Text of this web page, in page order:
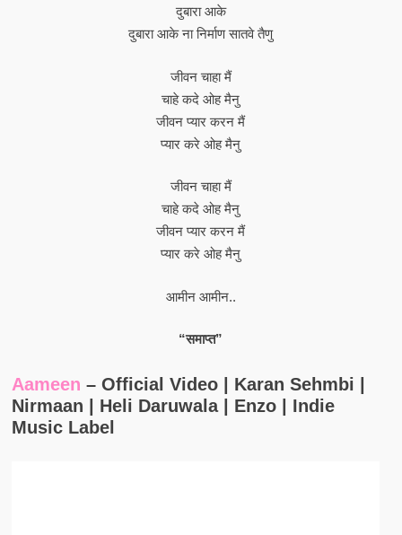
दुबारा आके
दुबारा आके ना निर्माण सातवे तैणु
जीवन चाहा मैं
चाहे कदे ओह मैनु
जीवन प्यार करन मैं
प्यार करे ओह मैनु
जीवन चाहा मैं
चाहे कदे ओह मैनु
जीवन प्यार करन मैं
प्यार करे ओह मैनु
आमीन आमीन..
“समाप्त”
Aameen – Official Video | Karan Sehmbi |
Nirmaan | Heli Daruwala | Enzo | Indie
Music Label